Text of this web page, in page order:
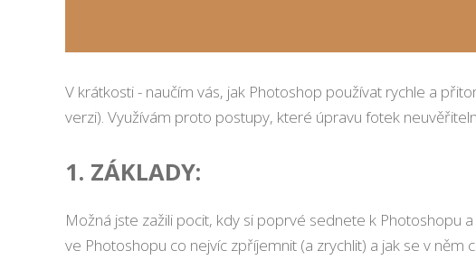
V krátkosti - naučím vás, jak Photoshop používat rychle a
verzi). Využívám proto postupy, které úpravu fotek
1. ZÁKLADY:
Možná jste zažili pocit, kdy si poprvé sednete k Photoshopu
ve Photoshopu co nejvíc zpříjemnit (a zrychlit) a jak se v něm